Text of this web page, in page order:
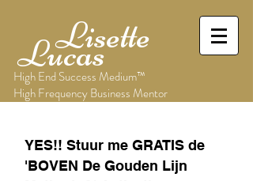
Lisette
Lucas
High End Success Medium™
High Frequency Business Mentor
YES!! Stuur me GRATIS de
'BOVEN De Gouden Lijn